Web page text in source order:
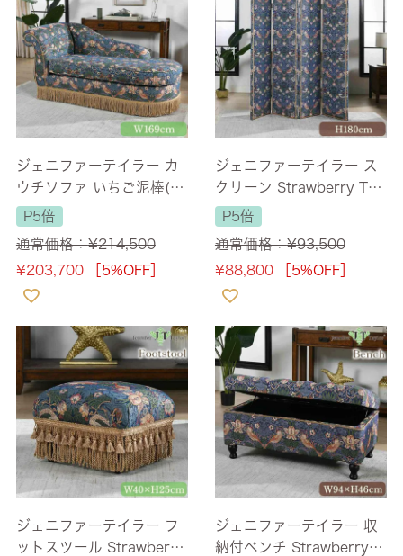
ジェニファーテイラー カ
ウチソファ いちご泥棒(St
rawberry Thief) 幅169c
m 【送料無料/設置サービ
ス付】
P5倍
通常価格：¥214,500
¥203,700 ［5%OFF］
ジェニファーテイラー ス
クリーン Strawberry Thi
ef 高さ180cm 幅最大160
cm 【送料無料】
P5倍
通常価格：¥93,500
¥88,800 ［5%OFF］
ジェニファーテイラー フ
ットスツール Strawberry
ジェニファーテイラー 収
納付ベンチ Strawberry T